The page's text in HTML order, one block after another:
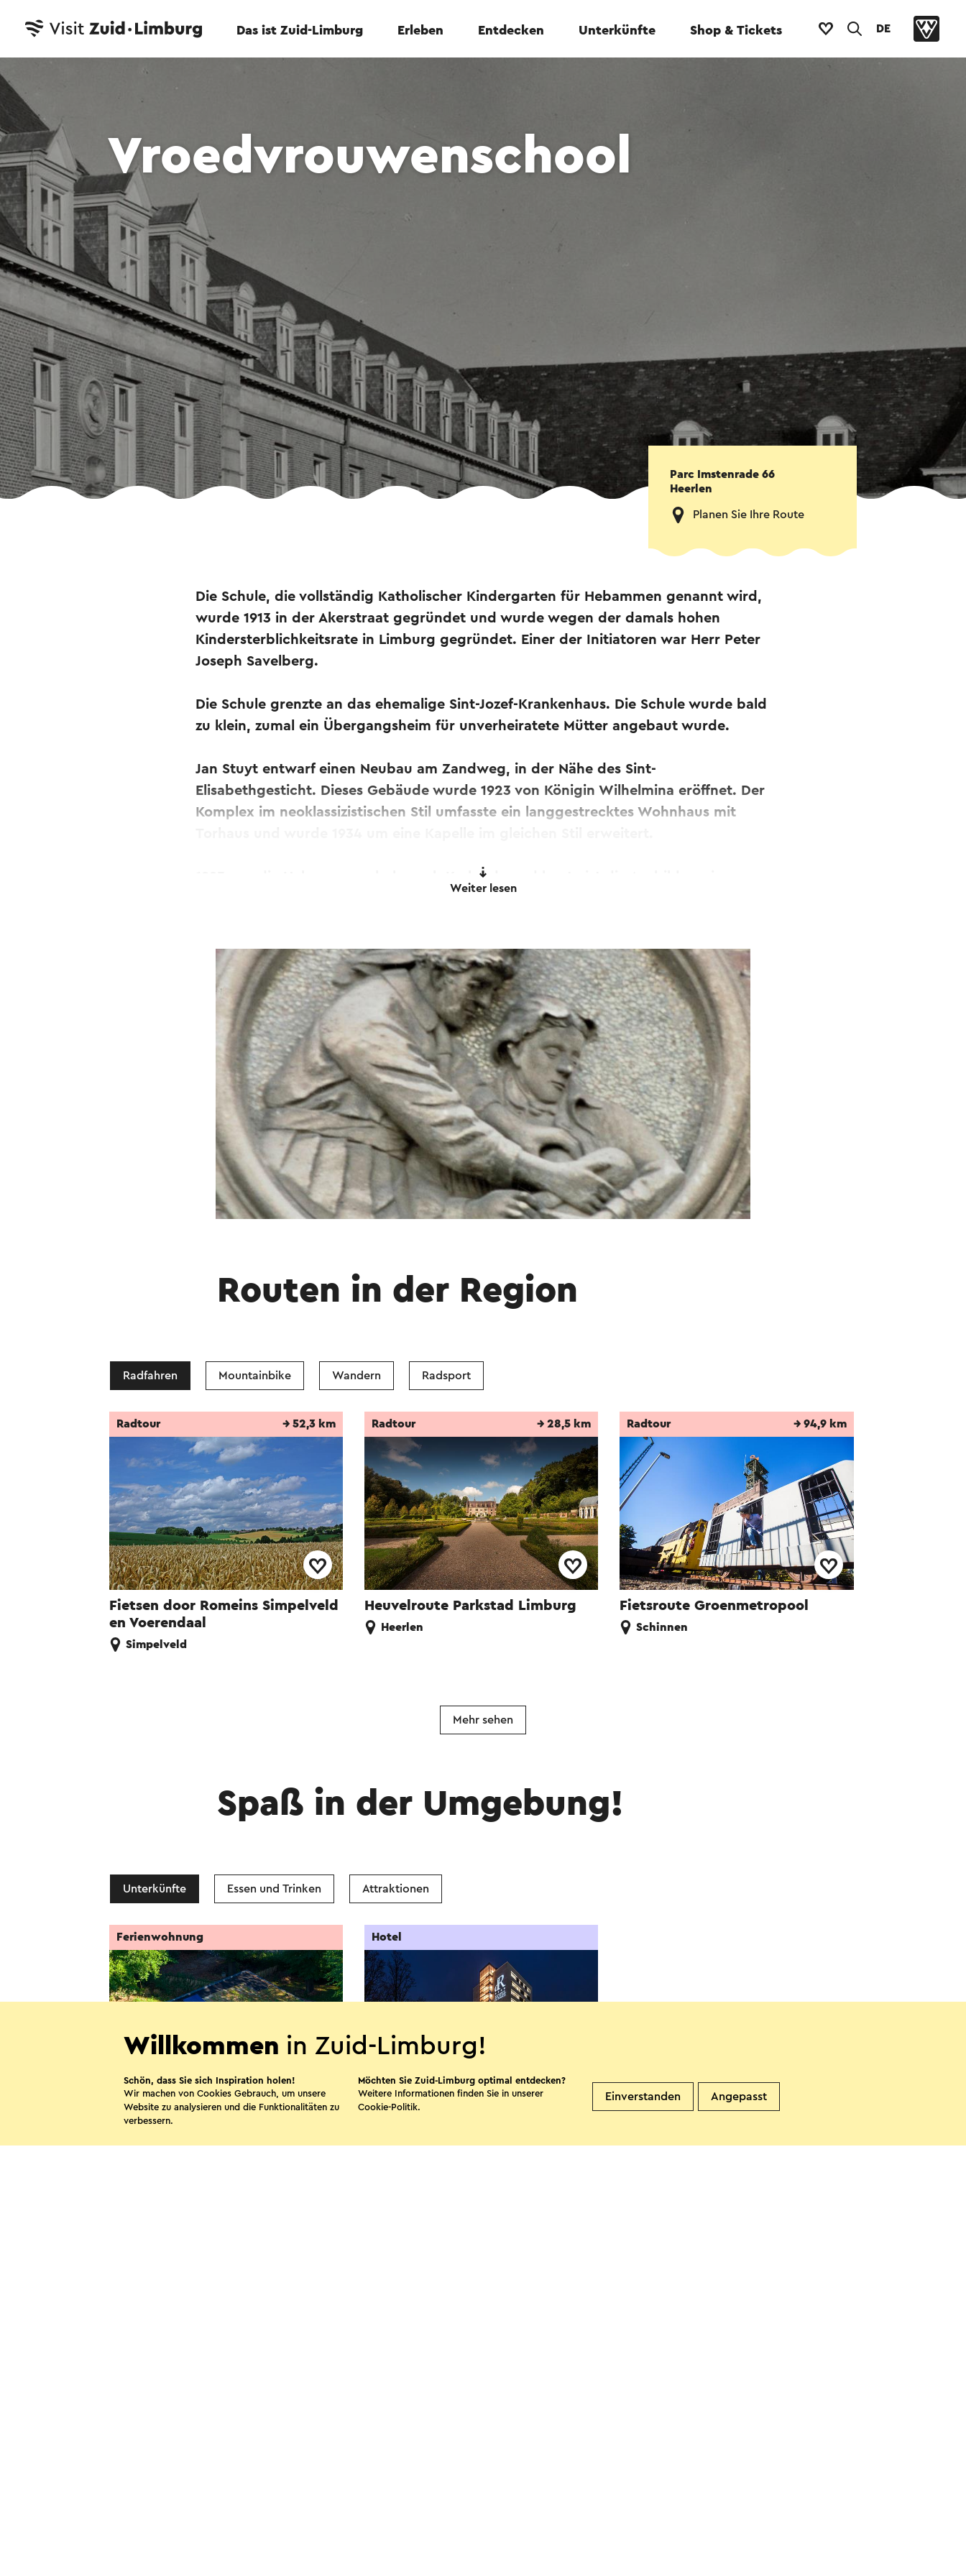
Das ist Zuid-Limburg Erleben Entdecken Unterkünfte Shop & Tickets DE
Vroedvrouwenschool
Parc Imstenrade 66
Heerlen
Planen Sie Ihre Route
Die Schule, die vollständig Katholischer Kindergarten für Hebammen genannt wird,
wurde 1913 in der Akerstraat gegründet und wurde wegen der damals hohen
Kindersterblichkeitsrate in Limburg gegründet. Einer der Initiatoren war Herr Peter
Joseph Savelberg.
Die Schule grenzte an das ehemalige Sint-Jozef-Krankenhaus. Die Schule wurde bald
zu klein, zumal ein Übergangsheim für unverheiratete Mütter angebaut wurde.
Jan Stuyt entwarf einen Neubau am Zandweg, in der Nähe des Sint-
Elisabethgesticht. Dieses Gebäude wurde 1923 von Königin Wilhelmina eröffnet. Der
Komplex im neoklassizistischen Stil umfasste ein langgestrecktes Wohnhaus mit
1993 zog die Hebammenschule nach Kerkrade und heute ist die Ausbildung im
Am Gebäude ist eine Gedenktafel angebracht, die an den 1931 dort geborenen
österreichischen Literaten Thomas Bernhard erinnert.
Dieser Text wurde mit Hilfe eines Online-Übersetzungsdienstes automatisch übersetzt.
Weiter lesen
Routen in der Region
Radfahren Mountainbike Wandern Radsport
Fietsen door Romeins Simpelveld
en Voerendaal
Radtour → 52,3 km
Simpelveld
Heuvelroute Parkstad Limburg
Radtour → 28,5 km
Heerlen
Fietsroute Groenmetropool
Radtour → 94,9 km
Schinnen
Mehr sehen
Spaß in der Umgebung!
Unterkünfte Essen und Trinken Attraktionen
Villa LaVaJu
Ferienwohnung
Landgraaf
Hotel
Heerlen
Willkommen in Zuid-Limburg!
Schön, dass Sie sich Inspiration holen!
Wir machen von Cookies Gebrauch, um unsere
Website zu analysieren und die Funktionalitäten zu
verbessern.
Möchten Sie Zuid-Limburg optimal entdecken?
Weitere Informationen finden Sie in unserer
Cookie-Politik.
Einverstanden Angepasst